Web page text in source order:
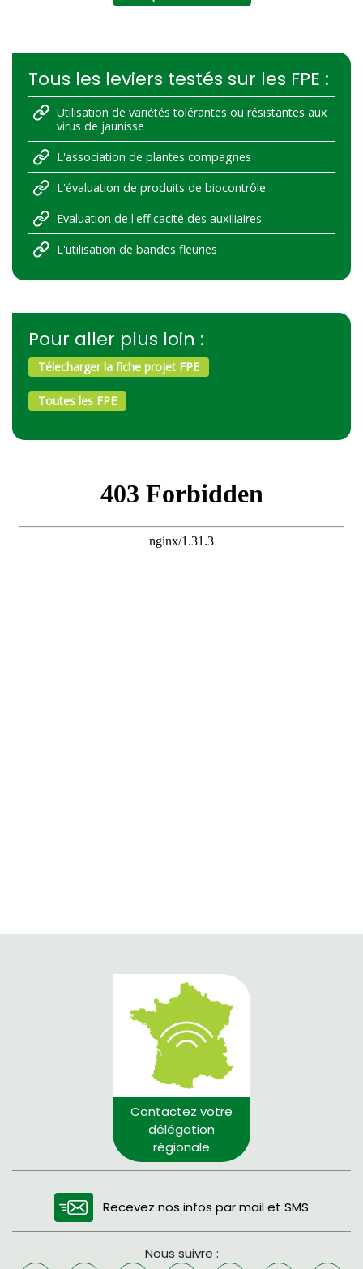
Tous les leviers testés sur les FPE :
Utilisation de variétés tolérantes ou résistantes aux
virus de jaunisse
L'association de plantes compagnes
L'évaluation de produits de biocontrôle
Evaluation de l'efficacité des auxiliaires
L'utilisation de bandes fleuries
Pour aller plus loin :
Télecharger la fiche projet FPE
Toutes les FPE
Contactez votre
délégation
régionale
Recevez nos infos par mail et SMS
Nous suivre :